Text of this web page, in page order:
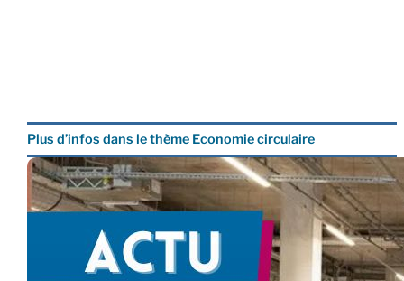
Plus d’infos dans le thème Economie circulaire